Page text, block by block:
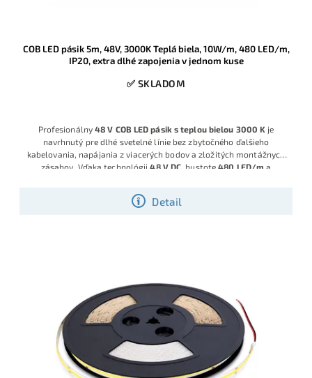
COB LED pásik 5m, 48V, 3000K Teplá biela, 10W/m, 480 LED/m,
IP20, extra dlhé zapojenia v jednom kuse
✅ SKLADOM
Detail
Profesionálny 48 V COB LED pásik s teplou bielou 3000 K je
navrhnutý pre dlhé svetelné línie bez zbytočného ďalšieho
kabelovania, napájania z viacerých bodov a zložitých montážnych
zásahov. Vďaka technológii48 V DC , hustote480 LED/m a
dlhých úsekoch v jednom kuse, čo zjednodušuje montáž a v
konečnom dôsledku znižuje náklady pri väčších projektoch.